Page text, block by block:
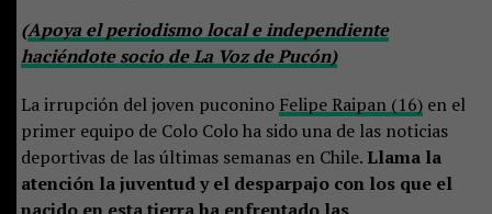
(Apoya el periodismo local e independiente
haciéndote socio de La Voz de Pucón)
La irrupción del joven puconino Felipe Raipan (16)en el
primer equipo de Colo Colo ha sido una de las noticias
deportivas de las últimas semanas en Chile. Llama la
atención la juventud y el desparpajo con los que el
nacido en esta tierra ha enfrentado las